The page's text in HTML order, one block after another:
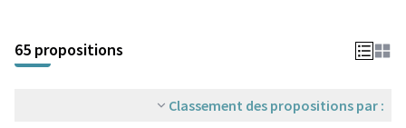
+
−
65 propositions
Classement des propositions par :